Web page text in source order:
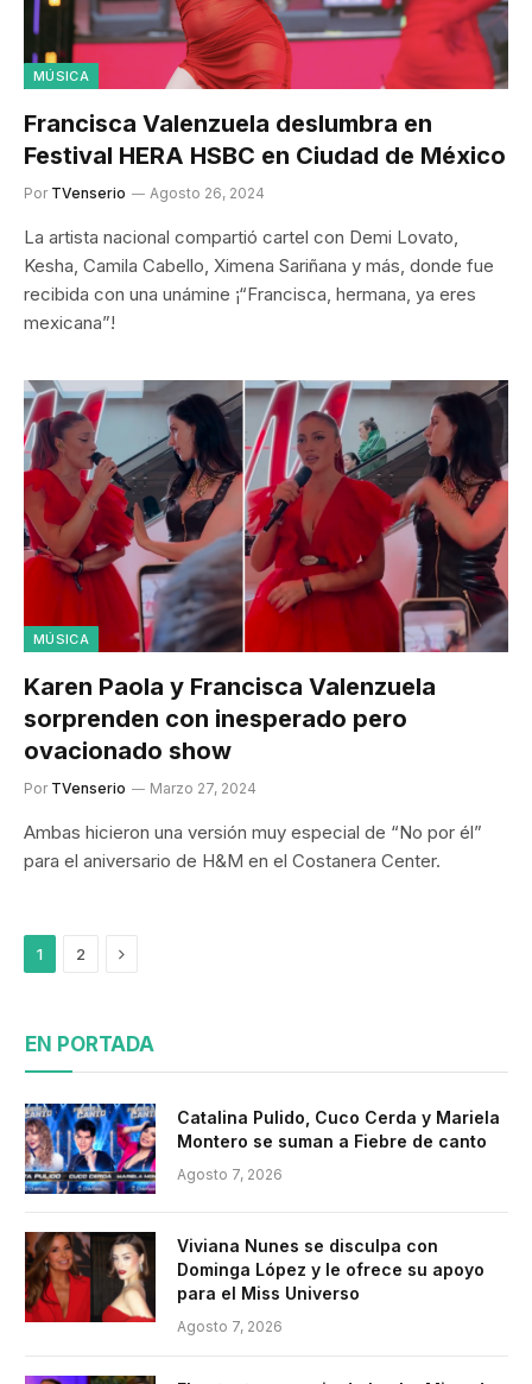
MÚSICA
Francisca Valenzuela deslumbra en
Festival HERA HSBC en Ciudad de México
Por TVenserio Agosto 26, 2024
La artista nacional compartió cartel con Demi Lovato,
Kesha, Camila Cabello, Ximena Sariñana y más, donde fue
recibida con una unámine ¡“Francisca, hermana, ya eres
mexicana”!
MÚSICA
Karen Paola y Francisca Valenzuela
sorprenden con inesperado pero
ovacionado show
Por TVenserio Marzo 27, 2024
Ambas hicieron una versión muy especial de “No por él”
para el aniversario de H&M en el Costanera Center.
1 2 Siguiente
EN PORTADA
Catalina Pulido, Cuco Cerda y Mariela
Montero se suman a Fiebre de canto
Agosto 7, 2026
Viviana Nunes se disculpa con
Dominga López y le ofrece su apoyo
para el Miss Universo
Agosto 7, 2026